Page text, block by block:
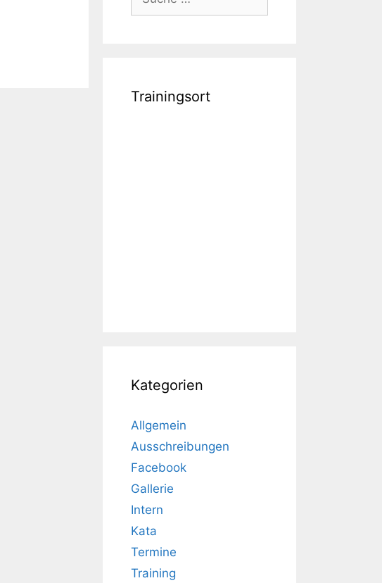
nach:
Trainingsort
Kategorien
Allgemein
Ausschreibungen
Facebook
Gallerie
Intern
Kata
Termine
Training